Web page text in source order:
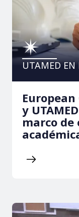
UTAMED EN
European
y
marco de